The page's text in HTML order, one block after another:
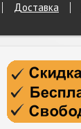
Доставка